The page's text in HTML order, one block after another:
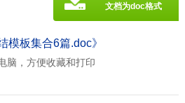
模板集合6篇.doc》
脑，方便收藏和打印
文档为doc格式